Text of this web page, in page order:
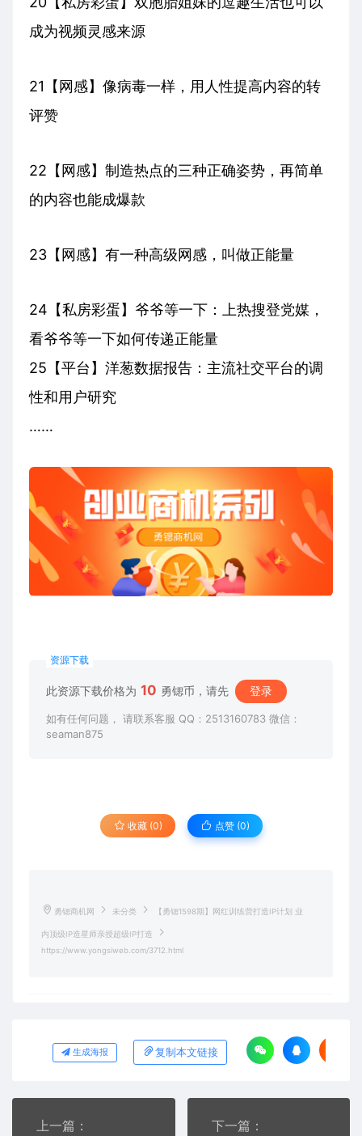
成为视频灵感来源
21【网感】像病毒一样，用人性提高内容的转
评赞
22【网感】制造热点的三种正确姿势，再简单
的内容也能成爆款
23【网感】有一种高级网感，叫做正能量
24【私房彩蛋】爷爷等一下：上热搜登党媒，
看爷爷等一下如何传递正能量
25【平台】洋葱数据报告：主流社交平台的调
性和用户研究
……
资源下载
此资源下载价格为 10 勇锶币，请先 登录
如有任何问题， 请联系客服 QQ：2513160783 微信：
seaman875
收藏 (0) 点赞 (0)
勇锶商机网 未分类 【勇锶1598期】网红训练营打造IP计划 业
内顶级IP造星师亲授超级IP打造
https://www.yongsiweb.com/3712.html
生成海报 复制本文链接
上一篇：
下一篇：